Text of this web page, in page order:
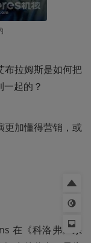
布拉姆斯是如何把
起的？
更加懂得营销，或
在《科洛弗》系